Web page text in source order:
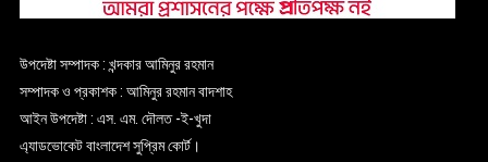
উপদেষ্টা সম্পাদক : খন্দকার আমিনুর রহমান
সম্পাদক ও প্রকাশক : আমিনুর রহমান বাদশাহ
আইন উপদেষ্টা : এস. এম. দৌলত -ই-খুদা
এ্যাডভোকেট বাংলাদেশ সুপ্রিম কোর্ট।